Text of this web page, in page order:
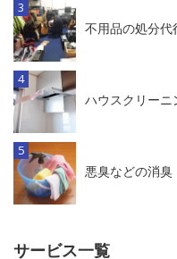
不用品の処分代
ハウスクリーニ
悪臭などの消臭
サービス一覧